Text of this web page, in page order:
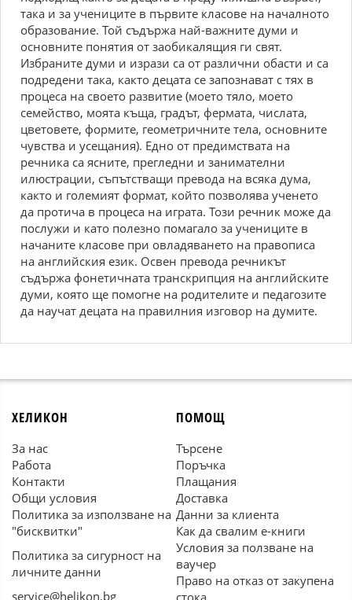
така и за учениците в първите класове на началното
образование. Той съдържа най-важните думи и
основните понятия от заобикалящия ги свят.
Избраните думи и изрази са от различни обасти и са
подредени така, както децата се запознават с тях в
процеса на своето развитие (моето тяло, моето
семейство, моята къща, градът, фермата, числата,
цветовете, формите, геометричните тела, основните
чувства и усещания). Едно от предимствата на
речника са ясните, прегледни и занимателни
илюстрации, съпътстващи превода на всяка дума,
както и големият формат, който позволява ученето
да протича в процеса на играта. Този речник може да
послужи и като полезно помагало за учениците в
начаните класове при овладяването на правописа
на английския език. Освен превода речникът
съдържа фонетичната транскрипция на английските
думи, която ще помогне на родителите и педагозите
да научат децата на правилния изговор на думите.
ХЕЛИКОН
За нас
Работа
Контакти
Общи условия
Политика за използване на
"бисквитки"
Политика за сигурност на
личните данни
service@helikon.bg
ПОМОЩ
Търсене
Поръчка
Плащания
Доставка
Данни за клиента
Как да свалим е-книги
Условия за ползване на
ваучер
Право на отказ от закупена
стока